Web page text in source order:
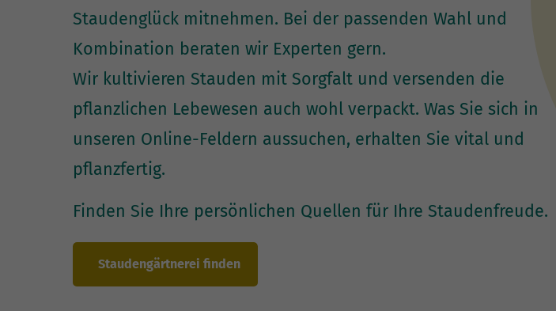
Staudenglück mitnehmen. Bei der passenden Wahl und
Kombination beraten wir Experten gern.
Wir kultivieren Stauden mit Sorgfalt und versenden die
pflanzlichen Lebewesen auch wohl verpackt. Was Sie sich in
unseren Online-Feldern aussuchen, erhalten Sie vital und
pflanzfertig.
Finden Sie Ihre persönlichen Quellen für Ihre Staudenfreude.
Staudengärtnerei finden